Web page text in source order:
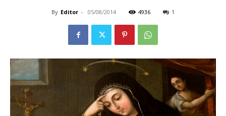
By Editor - 05/08/2014 4936 1